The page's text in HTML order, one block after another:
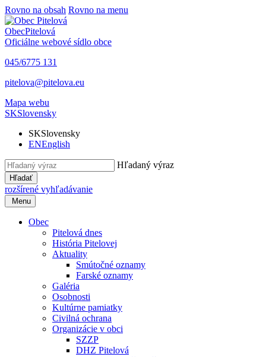
Rovno na obsah Rovno na menu
ObecPitelová
Oficiálne webové sídlo obce
045/6775 131
pitelova@pitelova.eu
Mapa webu
SKSlovensky
SKSlovensky
ENEnglish
Hľadaný výraz
Hľadať
rozšírené vyhľadávanie
Menu
Obec
Pitelová dnes
História Pitelovej
Aktuality
Smútočné oznamy
Farské oznamy
Galéria
Osobnosti
Kultúrne pamiatky
Civilná ochrana
Organizácie v obci
SZZP
DHZ Pitelová